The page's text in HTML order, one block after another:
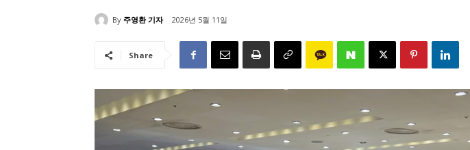
By 주영환 기자 2026년 5월 11일
Share